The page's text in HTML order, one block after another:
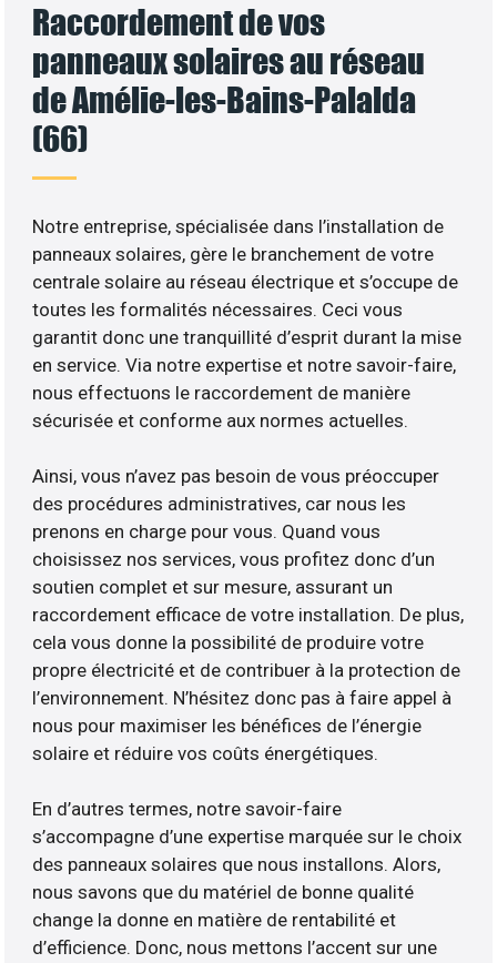
Raccordement de vos
panneaux solaires au réseau
de Amélie-les-Bains-Palalda
(66)
Notre entreprise, spécialisée dans l’installation de
panneaux solaires, gère le branchement de votre
centrale solaire au réseau électrique et s’occupe de
toutes les formalités nécessaires. Ceci vous
garantit donc une tranquillité d’esprit durant la mise
en service. Via notre expertise et notre savoir-faire,
nous effectuons le raccordement de manière
sécurisée et conforme aux normes actuelles.
Ainsi, vous n’avez pas besoin de vous préoccuper
des procédures administratives, car nous les
prenons en charge pour vous. Quand vous
choisissez nos services, vous profitez donc d’un
soutien complet et sur mesure, assurant un
raccordement efficace de votre installation. De plus,
cela vous donne la possibilité de produire votre
propre électricité et de contribuer à la protection de
l’environnement. N’hésitez donc pas à faire appel à
nous pour maximiser les bénéfices de l’énergie
solaire et réduire vos coûts énergétiques.
En d’autres termes, notre savoir-faire
s’accompagne d’une expertise marquée sur le choix
des panneaux solaires que nous installons. Alors,
nous savons que du matériel de bonne qualité
change la donne en matière de rentabilité et
d’efficience. Donc, nous mettons l’accent sur une